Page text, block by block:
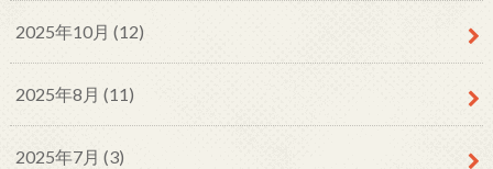
2025年10月 (12)
2025年8月 (11)
2025年7月 (3)